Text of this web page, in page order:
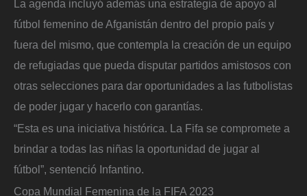
La agenda incluyó además una estrategia de apoyo al
fútbol femenino de Afganistán dentro del propio país y
fuera del mismo, que contempla la creación de un equipo
de refugiadas que pueda disputar partidos amistosos con
otras selecciones para dar oportunidades a las futbolistas
de poder jugar y hacerlo con garantías.
“Esta es una iniciativa histórica. La Fifa se compromete a
brindar a todas las niñas la oportunidad de jugar al
fútbol”, sentenció Infantino.
Copa Mundial Femenina de la FIFA 2023